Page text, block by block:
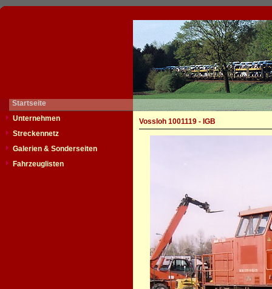
Startseite
Unternehmen
Streckennetz
Galerien & Sonderseiten
Fahrzeuglisten
Vossloh 1001119 - IGB